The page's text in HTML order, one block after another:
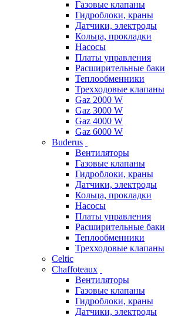
Газовые клапаны
Гидроблоки, краны
Датчики, электроды
Кольца, прокладки
Насосы
Платы управления
Расширительные баки
Теплообменники
Трехходовые клапаны
Gaz 2000 W
Gaz 3000 W
Gaz 4000 W
Gaz 6000 W
Buderus
Вентиляторы
Газовые клапаны
Гидроблоки, краны
Датчики, электроды
Кольца, прокладки
Насосы
Платы управления
Расширительные баки
Теплообменники
Трехходовые клапаны
Celtic
Chaffoteaux
Вентиляторы
Газовые клапаны
Гидроблоки, краны
Датчики, электроды